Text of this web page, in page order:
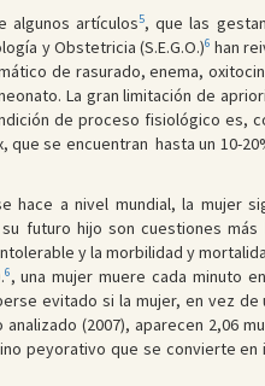
algunos artículos5, que las
y Obstetricia (S.E.G.O.)6 han
de rasurado, enema,
La gran limitación de
de proceso fisiológico es,
que se encuentran hasta un 10-
a nivel mundial, la mujer
futuro hijo son cuestiones
y la morbilidad y
6, una mujer muere cada minuto
evitado si la mujer, en vez
(2007), aparecen 2,06
peyorativo que se convierte